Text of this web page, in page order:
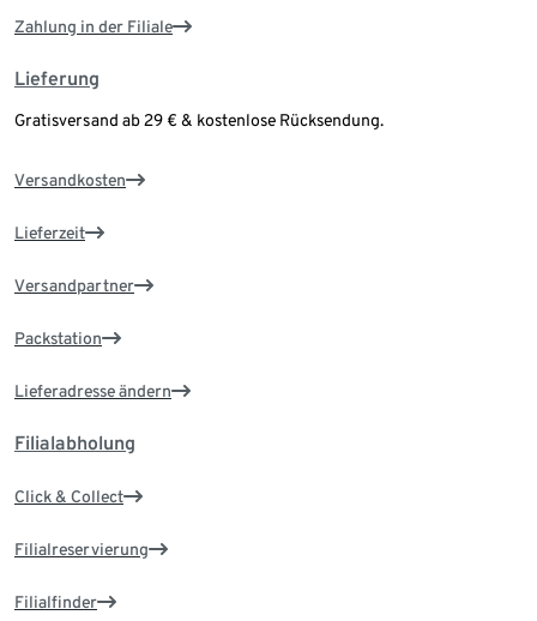
Zahlung in der Filiale
Lieferung
Gratisversand ab 29 € & kostenlose Rücksendung.
Versandkosten
Lieferzeit
Versandpartner
Packstation
Lieferadresse ändern
Filialabholung
Click & Collect
Filialreservierung
Filialfinder